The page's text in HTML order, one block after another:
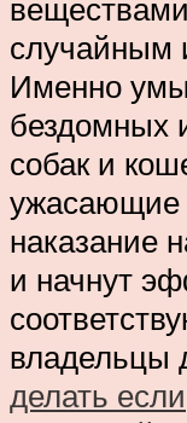
Именно
бездомных
собак и
ужасающие
наказание
и начнут
владельцы
делать если